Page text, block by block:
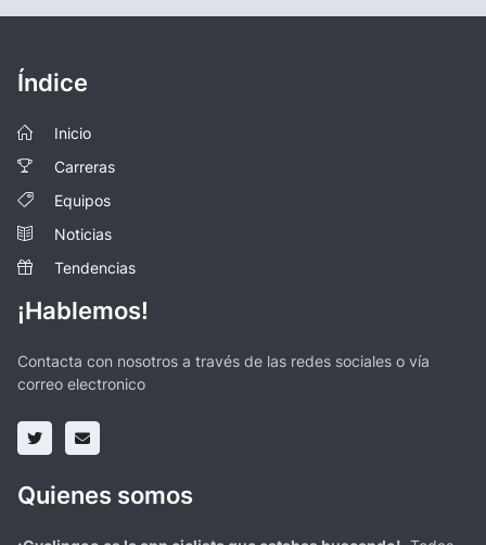
Índice
Inicio
Carreras
Equipos
Noticias
Tendencias
¡Hablemos!
Contacta con nosotros a través de las redes sociales o vía
correo electronico
Quienes somos